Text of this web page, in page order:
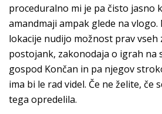
proceduralno mi je pa čisto jasno
amandmaji ampak glede na
lokacije nudijo možnost prav
postojank, zakonodaja o igrah na
gospod Končan in pa njegov
ima bi le rad videl. Če ne želite, če
tega opredelila.